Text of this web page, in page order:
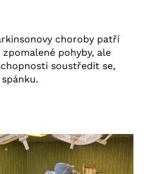
choroby patří
pohyby, ale
soustředit se,